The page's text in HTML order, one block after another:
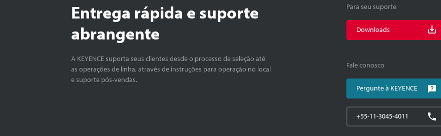
Entrega rápida e suporte
abrangente
A KEYENCE suporta seus clientes desde o processo de seleção até
as operações de linha, através de instruções para operação no local
e suporte pós-vendas.
Para seu suporte
Downloads
Fale conosco
Pergunte à KEYENCE
+55-11-3045-4011